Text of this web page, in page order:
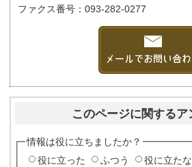
ファクス番号：093-282-0277
このページに関するア
情報は役に立ちましたか？
役に立った
ふつう 役に立た